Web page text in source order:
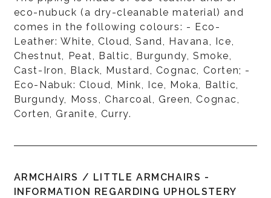
eco-nubuck (a dry-cleanable material) and
comes in the following colours: - Eco-
Leather: White, Cloud, Sand, Havana, Ice,
Chestnut, Peat, Baltic, Burgundy, Smoke,
Cast-Iron, Black, Mustard, Cognac, Corten; -
Eco-Nabuk: Cloud, Mink, Ice, Moka, Baltic,
Burgundy, Moss, Charcoal, Green, Cognac,
Corten, Granite, Curry.
ARMCHAIRS / LITTLE ARMCHAIRS -
INFORMATION REGARDING UPHOLSTERY